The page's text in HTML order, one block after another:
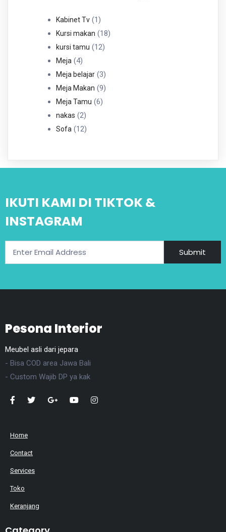
Kabinet Tv 11
Produk
Kursi makan 1818
kursi tamu 1212
Meja 44
Produk
Meja belajar 33
Produk
Meja Makan 99
Meja Tamu 66
nakas 22
Produk
Sofa 1212
IKUTI KAMI DI TIKTOK &
INSTAGRAM
Submit
Pesona Interior
Meubel asli dari jepara
- Bisa COD area Jawa Bali
- Custom Wajib DP ya kak
Home
Contact
Services
Toko
Keranjang